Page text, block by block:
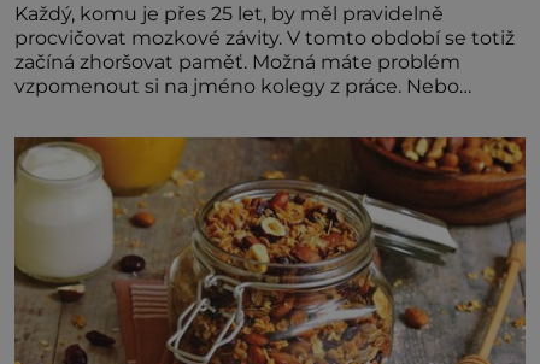
Každý, komu je přes 25 let, by měl pravidelně
procvičovat mozkové závity. V tomto období se totiž
začíná zhoršovat paměť. Možná máte problém
vzpomenout si na jméno kolegy z práce. Nebo
nedávno přečetli. Je to opravdu tak, s věkem jako
kdyby se paměť rozhodla stávkovat. Cvičte